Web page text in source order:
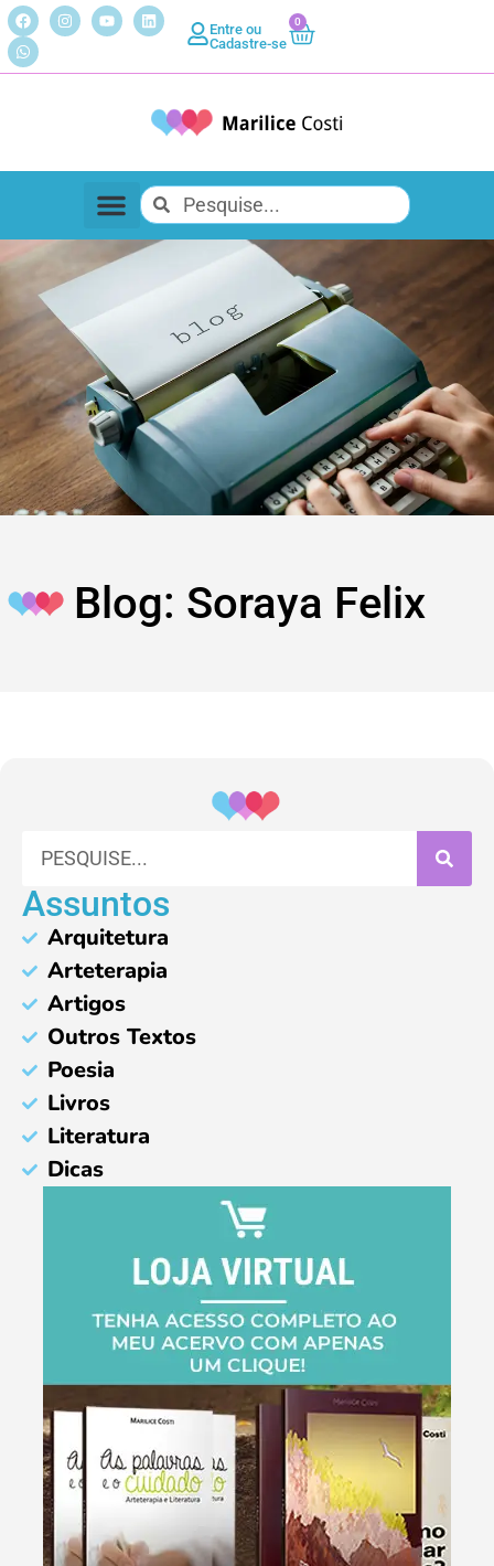
Entre ou
Cadastre-se
0
Blog: Soraya Felix
Assuntos
Arquitetura
Arteterapia
Artigos
Outros Textos
Poesia
Livros
Literatura
Dicas